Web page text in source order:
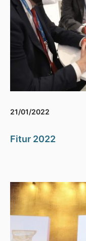
21/01/2022
Fitur 2022